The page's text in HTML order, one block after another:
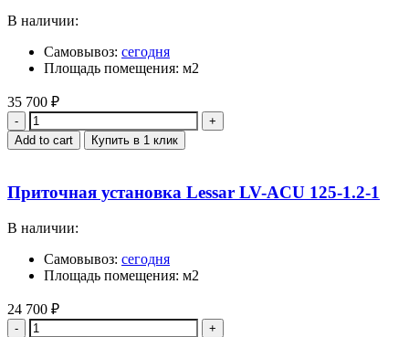
В наличии:
Самовывоз: сегодня
Площадь помещения: м2
35 700 ₽
Quantity
Add to cart Купить в 1 клик
Приточная установка Lessar LV-ACU 125-1.2-1
В наличии:
Самовывоз: сегодня
Площадь помещения: м2
24 700 ₽
Quantity